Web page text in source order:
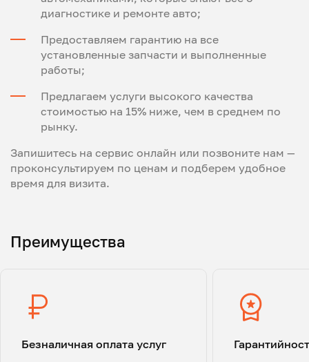
диагностике и ремонте авто;
Предоставляем гарантию на все
установленные запчасти и выполненные
работы;
Предлагаем услуги высокого качества
стоимостью на 15% ниже, чем в среднем по
рынку.
Запишитесь на сервис онлайн или позвоните нам —
проконсультируем по ценам и подберем удобное
время для визита.
Преимущества
Безналичная оплата услуг